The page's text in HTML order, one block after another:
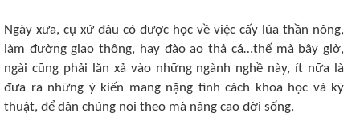
Ngày xưa, cụ xứ đâu có được học về việc cấy lúa thần nông,
làm đường giao thông, hay đào ao thả cá…thế mà bây giờ,
ngài cũng phải lăn xả vào những ngành nghề này, ít nữa là
đưa ra những ý kiến mang nặng tính cách khoa học và kỹ
thuật, để dân chúng noi theo mà nâng cao đời sống.